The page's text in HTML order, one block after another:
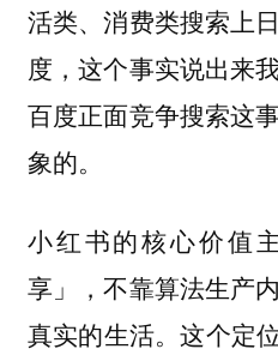
活类、消费类搜索上
度，这个事实说出来
百度正面竞争搜索这
象的。
小红书的核心价值
享」，不靠算法生产
真实的生活。这个定